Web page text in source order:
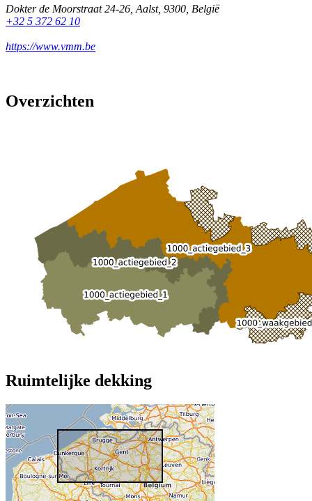
Dokter de Moorstraat 24-26 Aalst, 9300 België
+32 5 372 62 10
https://www.vmm.be
Overzichten
Ruimtelijke dekking